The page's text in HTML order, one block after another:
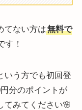
てない方は無料で
す！
いう方でも初回登
分のポイントが
てみてください🌸